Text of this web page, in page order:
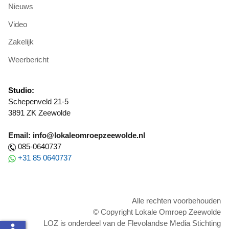
Nieuws
Video
Zakelijk
Weerbericht
Studio:
Schepenveld 21-5
3891 ZK Zeewolde
Email: info@lokaleomroepzeewolde.nl
085-0640737
+31 85 0640737
Alle rechten voorbehouden
© Copyright Lokale Omroep Zeewolde
LOZ is onderdeel van de Flevolandse Media Stichting